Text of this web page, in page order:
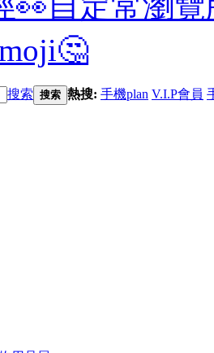
搜索 搜索 熱搜: 手機plan V.I.P會員